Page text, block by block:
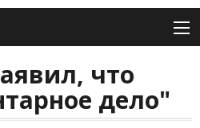
что
дело"